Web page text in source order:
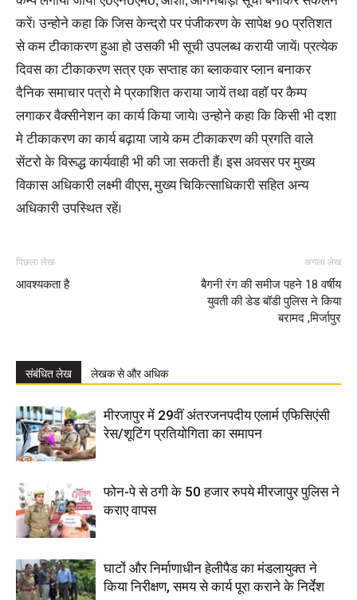
करें। उन्होने कहा कि जिस केन्द्रो पर पंजीकरण के सापेक्ष 90 प्रतिशत
से कम टीकाकरण हुआ हो उसकी भी सूची उपलब्ध करायी जायें। प्रत्येक
दिवस का टीकाकरण सत्र एक सप्ताह का ब्लाकवार प्लान बनाकर
दैनिक समाचार पत्रो मे प्रकाशित कराया जायें तथा वहाॅ पर कैम्प
लगाकर वैक्सीनेशन का कार्य किया जाये। उन्होने कहा कि किसी भी दशा
मे टीकाकरण का कार्य बढ़ाया जाये कम टीकाकरण की प्रगति वाले
सेंटरो के विरूद्ध कार्यवाही भी की जा सकती हैं। इस अवसर पर मुख्य
विकास अधिकारी लक्ष्मी वीएस, मुख्य चिकित्साधिकारी सहित अन्य
अधिकारी उपस्थित रहें।
पिछला लेख
आवश्यकता है
अगला लेख
बैगनी रंग की समीज पहने 18 वर्षीय
युवती की डेड बॉडी पुलिस ने किया
बरामद ,मिर्जापुर
संबंधित लेख लेखक से और अधिक
मीरजापुर में 29वीं अंतरजनपदीय एलार्म एफिसिएंसी
रेस/शूटिंग प्रतियोगिता का समापन
फोन-पे से ठगी के 50 हजार रुपये मीरजापुर पुलिस ने
कराए वापस
घाटों और निर्माणाधीन हेलीपैड का मंडलायुक्त ने
किया निरीक्षण, समय से कार्य पूरा कराने के निर्देश